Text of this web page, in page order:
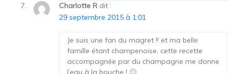
Charlotte R dit :
29 septembre 2015 à 1:01
Je suis une fan du magret !! et ma belle
famille étant champenoise, cette recette
accompagnée par du champagne me donne
l’eau à la bouche ! 🙂